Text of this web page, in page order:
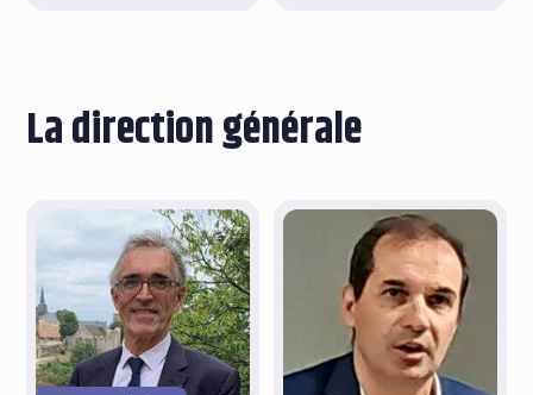
La direction générale